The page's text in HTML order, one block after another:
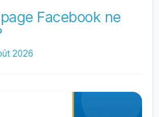
Facebook ne
2026